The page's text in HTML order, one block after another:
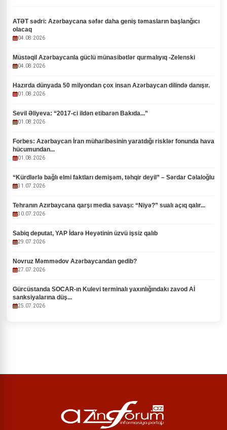
ATƏT sədri: Azərbaycana səfər daha geniş təmasların başlanğıcı
olacaq
04.08.2026
Müstəqil Azərbaycanla güclü münasibətlər qurmalıyıq -Zelenski
04.08.2026
Hazırda dünyada 50 milyondan çox insan Azərbaycan dilində danışır.
01.08.2026
Sevil Əliyeva: “2017-ci ildən etibarən Bakıda...”
01.08.2026
Forbes: Azərbaycan İran müharibəsinin yaratdığı risklər fonunda hava
hücumundan...
01.08.2026
“Kürdlərlə bağlı elmi faktları demişəm, təhqir deyil” – Sərdar Cəlaloğlu
31.07.2026
Tehranın Azırbaycana qarşı media savaşı: “Niyə?” sualı açıq qalır...
30.07.2026
Sabiq deputat, YAP İdarə Heyətinin üzvü işsiz qalıb
29.07.2026
Novruz Məmmədov Azərbaycandan gedib?
27.07.2026
Gürcüstanda SOCAR-ın Kulevi terminalı yaxınlığındakı zavod Aİ
sanksiyalarına düş...
25.07.2026